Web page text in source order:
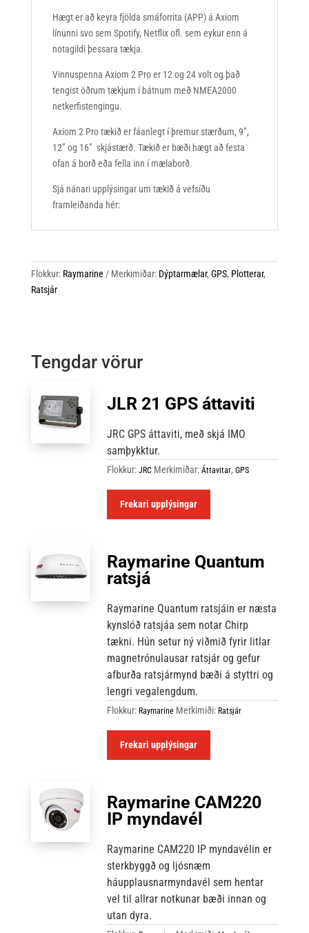
Hægt er að keyra fjölda smáforrita (APP) á Axiom
línunni svo sem Spotify, Netflix ofl. sem eykur enn á
notagildi þessara tækja.
Vinnuspenna Axiom 2 Pro er 12 og 24 volt og það
tengist öðrum tækjum í bátnum með NMEA2000
netkerfistengingu.
Axiom 2 Pro tækið er fáanlegt í þremur stærðum, 9”,
12” og 16” skjástærð. Tækið er bæði hægt að festa
ofan á borð eða fella inn í mælaborð.
Sjá nánari upplýsingar um tækið á vefsíðu
framleiðanda hér:
Flokkur: Raymarine Merkimiðar: Dýptarmælar, GPS, Plotterar,
Ratsjár
Tengdar vörur
JLR 21 GPS áttaviti
JRC GPS áttaviti, með skjá IMO
samþykktur.
Flokkur:JRC Merkimiðar:Áttavitar,GPS
Frekari upplýsingar
Raymarine Quantum
ratsjá
Raymarine Quantum ratsjáin er næsta
kynslóð ratsjáa sem notar Chirp
tækni. Hún setur ný viðmið fyrir litlar
magnetrónulausar ratsjár og gefur
afburða ratsjármynd bæði á styttri og
lengri vegalengdum.
Flokkur: Raymarine Merkimiði: Ratsjár
Frekari upplýsingar
Raymarine CAM220
IP myndavél
Raymarine CAM220 IP myndavélin er
sterkbyggð og ljósnæm
háupplausnarmyndavél sem hentar
vel til allrar notkunar bæði innan og
utan dyra.